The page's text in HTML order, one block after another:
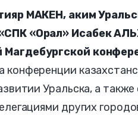
МАКЕН, аким
«Орал» Исабек
конференции
Уральска, а также
других